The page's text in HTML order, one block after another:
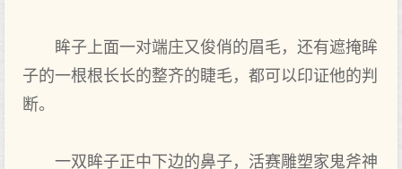
眸子上面一对端庄又俊俏的眉毛，还有遮掩眸
子的一根根长长的整齐的睫毛，都可以印证他的判
断。
一双眸子正中下边的鼻子，活赛雕塑家鬼斧神